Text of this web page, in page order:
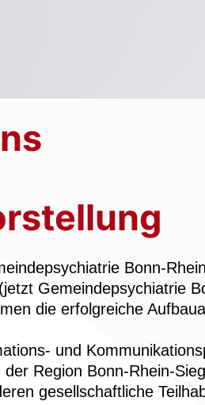
Bonn-
Gemeindepsychiatrie
die erfolgreiche
und
Region Bonn-Rhein-
gesellschaftliche